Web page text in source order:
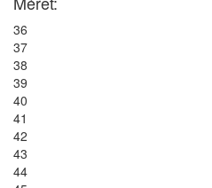
36
37
38
39
40
41
42
43
44